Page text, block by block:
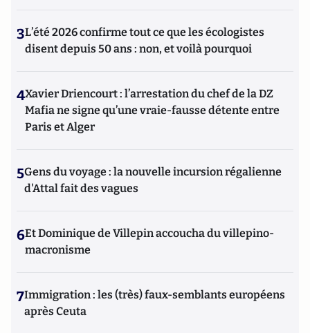
3L’été 2026 confirme tout ce que les écologistes
disent depuis 50 ans : non, et voilà pourquoi
4Xavier Driencourt : l’arrestation du chef de la DZ
Mafia ne signe qu’une vraie-fausse détente entre
Paris et Alger
5Gens du voyage : la nouvelle incursion régalienne
d'Attal fait des vagues
6Et Dominique de Villepin accoucha du villepino-
macronisme
7Immigration : les (très) faux-semblants européens
après Ceuta